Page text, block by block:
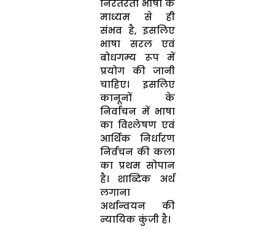
निरंतरता भाषा के
माध्यम से ही
संभव है, इसलिए
भाषा सरल एवं
बोधगम्य रूप में
प्रयोग की जानी
चाहिए। इसलिए
कानूनों के
निर्वाचन में भाषा
का विश्लेषण एवं
आर्थिक निर्धारण
निर्वचन की कला
का प्रथम सोपान
है। शाब्दिक अर्थ
लगाना
अर्थान्वयन की
न्यायिक कुंजी है।